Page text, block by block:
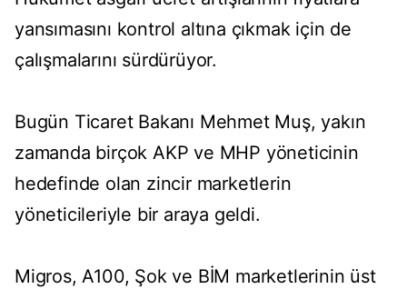
yansımasını kontrol altına çıkmak için de
çalışmalarını sürdürüyor.
Bugün Ticaret Bakanı Mehmet Muş, yakın
zamanda birçok AKP ve MHP yöneticinin
hedefinde olan zincir marketlerin
yöneticileriyle bir araya geldi.
Migros, A100, Şok ve BİM marketlerinin üst